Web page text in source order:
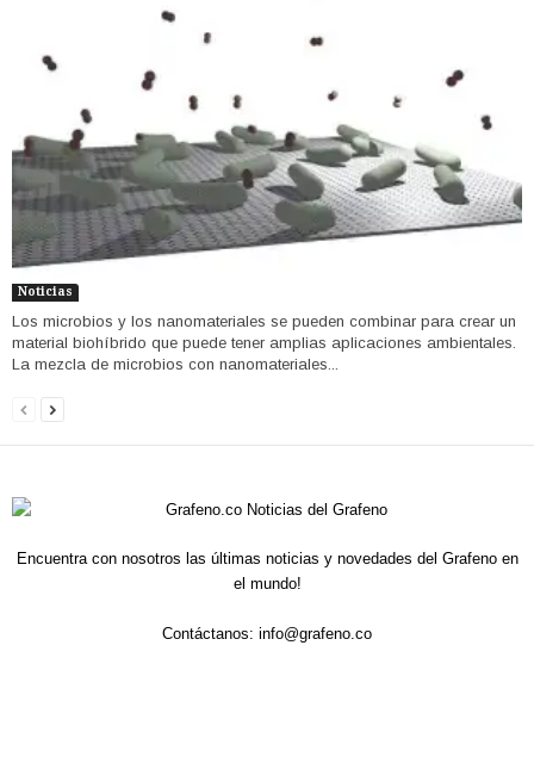
Noticias
Los microbios y los nanomateriales se pueden combinar para crear un
material biohíbrido que puede tener amplias aplicaciones ambientales.
La mezcla de microbios con nanomateriales...
Encuentra con nosotros las últimas noticias y novedades del Grafeno en
el mundo!
Contáctanos: info@grafeno.co